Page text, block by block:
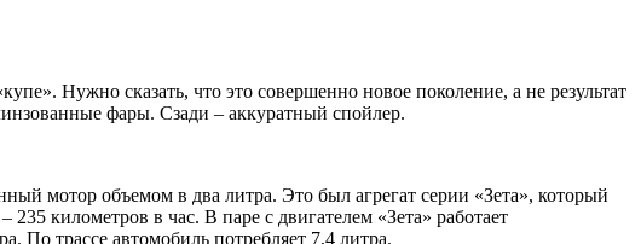
Нужно сказать, что это совершенно новое поколение, а не результат
фары. Сзади – аккуратный спойлер.
мотор объемом в два литра. Это был агрегат серии «Зета», который
километров в час. В паре с двигателем «Зета» работает
По трассе автомобиль потребляет 7,4 литра.